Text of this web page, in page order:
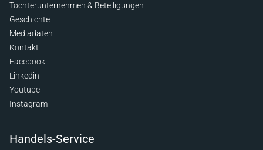
Tochterunternehmen & Beteiligungen
Geschichte
Mediadaten
Kontakt
Facebook
Linkedin
Youtube
Instagram
Handels-Service